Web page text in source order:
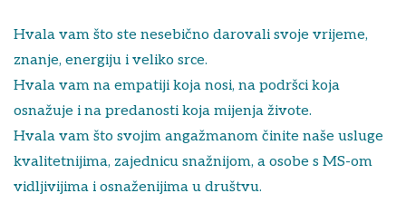
Hvala vam što ste nesebično darovali svoje vrijeme,
znanje, energiju i veliko srce.
Hvala vam na empatiji koja nosi, na podršci koja
osnažuje i na predanosti koja mijenja živote.
Hvala vam što svojim angažmanom činite naše usluge
kvalitetnijima, zajednicu snažnijom, a osobe s MS-om
vidljivijima i osnaženijima u društvu.